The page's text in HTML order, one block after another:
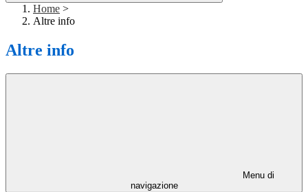
Home >
Altre info
Altre info
Menu di
navigazione